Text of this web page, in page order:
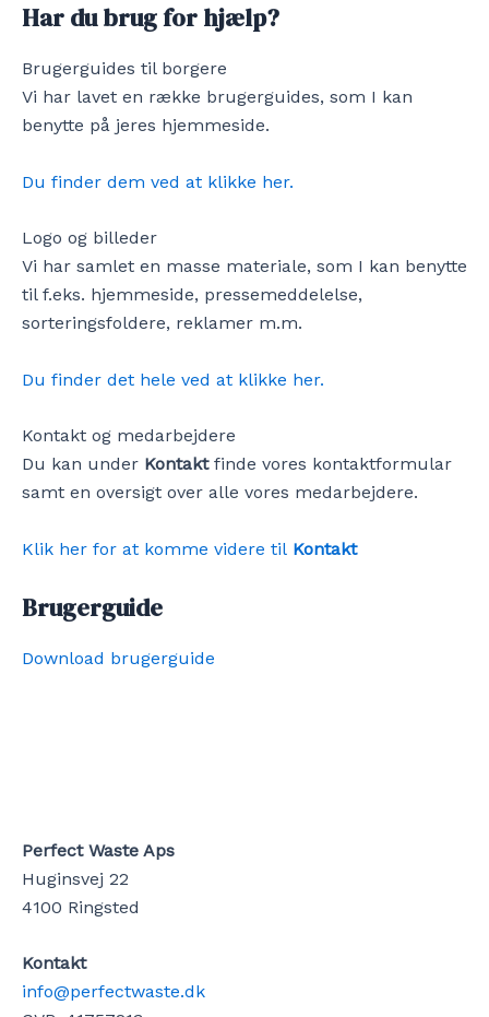
Har du brug for hjælp?
Brugerguides til borgere
Vi har lavet en række brugerguides, som I kan
benytte på jeres hjemmeside.
Du finder dem ved at klikke her.
Logo og billeder
Vi har samlet en masse materiale, som I kan benytte
til f.eks. hjemmeside, pressemeddelelse,
sorteringsfoldere, reklamer m.m.
Du finder det hele ved at klikke her.
Kontakt og medarbejdere
Du kan under Kontakt finde vores kontaktformular
samt en oversigt over alle vores medarbejdere.
Klik her for at komme videre til Kontakt
Brugerguide
Download brugerguide
Perfect Waste Aps
Huginsvej 22
4100 Ringsted
Kontakt
info@perfectwaste.dk